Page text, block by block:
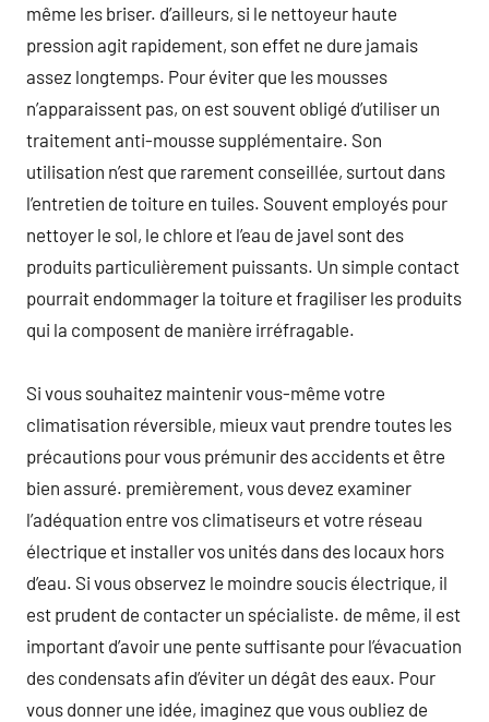
même les briser. d’ailleurs, si le nettoyeur haute
pression agit rapidement, son effet ne dure jamais
assez longtemps. Pour éviter que les mousses
n’apparaissent pas, on est souvent obligé d’utiliser un
traitement anti-mousse supplémentaire. Son
utilisation n’est que rarement conseillée, surtout dans
l’entretien de toiture en tuiles. Souvent employés pour
nettoyer le sol, le chlore et l’eau de javel sont des
produits particulièrement puissants. Un simple contact
pourrait endommager la toiture et fragiliser les produits
qui la composent de manière irréfragable.
Si vous souhaitez maintenir vous-même votre
climatisation réversible, mieux vaut prendre toutes les
précautions pour vous prémunir des accidents et être
bien assuré. premièrement, vous devez examiner
l’adéquation entre vos climatiseurs et votre réseau
électrique et installer vos unités dans des locaux hors
d’eau. Si vous observez le moindre soucis électrique, il
est prudent de contacter un spécialiste. de même, il est
important d’avoir une pente suffisante pour l’évacuation
des condensats afin d’éviter un dégât des eaux. Pour
vous donner une idée, imaginez que vous oubliez de